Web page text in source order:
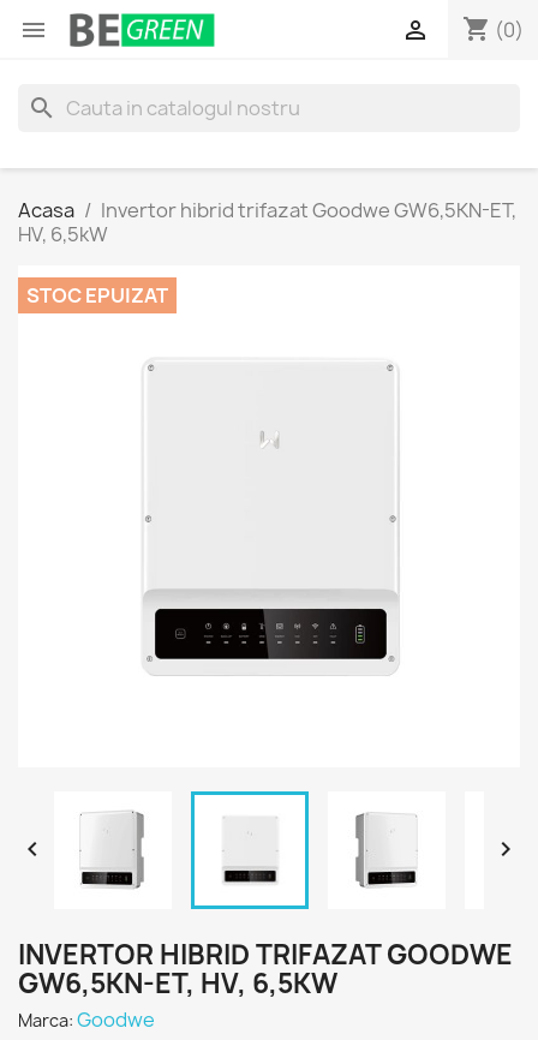
 shopping_cart (0)

search
Acasa
Invertor hibrid trifazat Goodwe GW6,5KN-ET,
HV, 6,5kW
STOC EPUIZAT
 
INVERTOR HIBRID TRIFAZAT GOODWE
GW6,5KN-ET, HV, 6,5KW
Marca: Goodwe